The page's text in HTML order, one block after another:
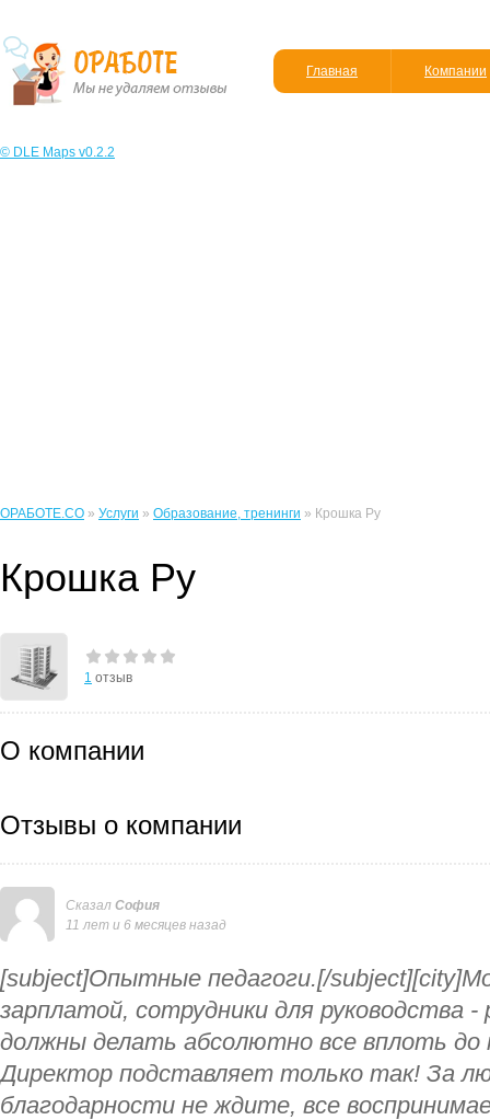
Главная Компании
© DLE Maps v0.2.2
ОРАБОТЕ.CO » Услуги » Образование, тренинги » Крошка Ру
Крошка Ру
1 отзыв
О компании
Отзывы о компании
Сказал София
11 лет и 6 месяцев назад
[subject]Опытные педагоги.[/
зарплатой, сотрудники для руководства
должны делать абсолютно все вплоть
Директор подставляет только так! За
благодарности не ждите, все